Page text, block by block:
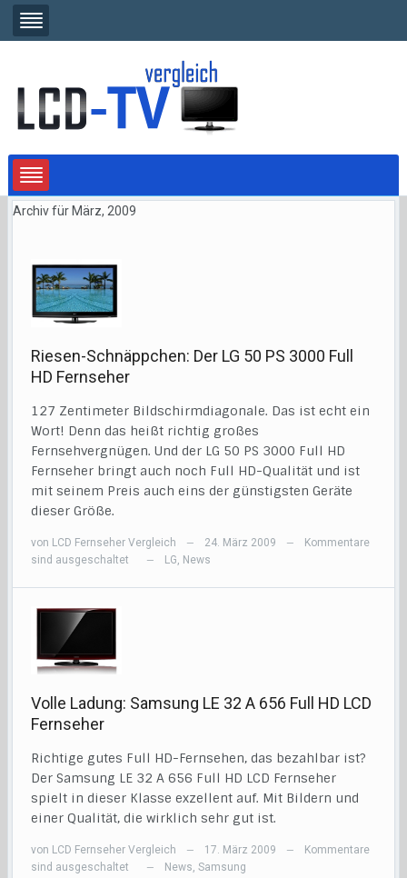
Archiv für März, 2009
Riesen-Schnäppchen: Der LG 50 PS 3000 Full
HD Fernseher
127 Zentimeter Bildschirmdiagonale. Das ist echt ein
Wort! Denn das heißt richtig großes
Fernsehvergnügen. Und der LG 50 PS 3000 Full HD
Fernseher bringt auch noch Full HD-Qualität und ist
mit seinem Preis auch eins der günstigsten Geräte
dieser Größe.
von LCD Fernseher Vergleich — 24. März 2009 —
Kommentare
sind ausgeschaltet
— LG, News
Volle Ladung: Samsung LE 32 A 656 Full HD LCD
Fernseher
Richtige gutes Full HD-Fernsehen, das bezahlbar ist?
Der Samsung LE 32 A 656 Full HD LCD Fernseher
spielt in dieser Klasse exzellent auf. Mit Bildern und
einer Qualität, die wirklich sehr gut ist.
von LCD Fernseher Vergleich — 17. März 2009 —
Kommentare
sind ausgeschaltet
— News,Samsung